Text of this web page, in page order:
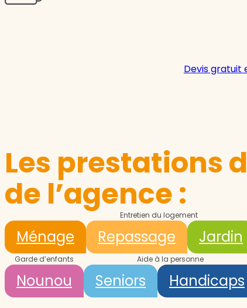
Devis gratuit
Les prestations
de l’agence :
Entretien du logement
Ménage Repassage Jardin
Garde d’enfants
Nounou
Aide à la personne
Seniors Handicaps